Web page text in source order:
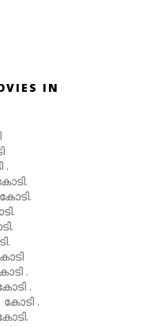
IN
.
.
.
.